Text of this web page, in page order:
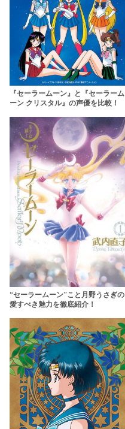
『セーラームーン』と『セーラーム
ーン クリスタル』の声優を比較！
“セーラームーン”こと月野うさぎの
愛すべき魅力を徹底紹介！